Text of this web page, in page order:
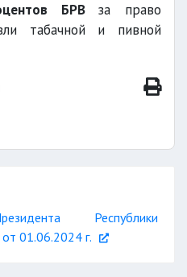
БРВза право
табачной и пивной
Республики
01.06.2024 г.